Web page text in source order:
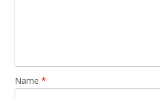
Name *